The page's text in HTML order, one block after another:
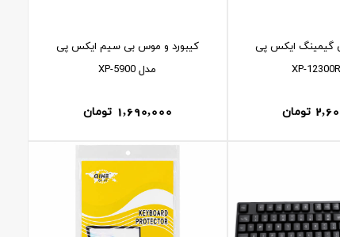
کیبورد و موس بی سیم ایکس پی
مدل XP-5900
1,690,000 تومان
گیمینگ ايکس پی
تومان